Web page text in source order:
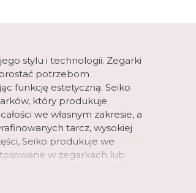
stylu i technologii. Zegarki
potrzebom
funkcję estetyczną. Seiko
który produkuje
we własnym zakresie, a
tarcz, wysokiej
Seiko produkuje we
w zegarkach lub